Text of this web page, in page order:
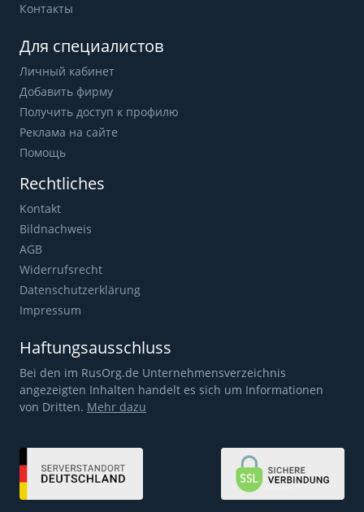
Контакты
Для специалистов
Личный кабинет
Добавить фирму
Получить доступ к профилю
Реклама на сайте
Помощь
Rechtliches
Kontakt
Bildnachweis
AGB
Widerrufsrecht
Datenschutzerklärung
Impressum
Haftungsausschluss
Bei den im RusOrg.de Unternehmensverzeichnis
angezeigten Inhalten handelt es sich um Informationen
von Dritten. Mehr dazu